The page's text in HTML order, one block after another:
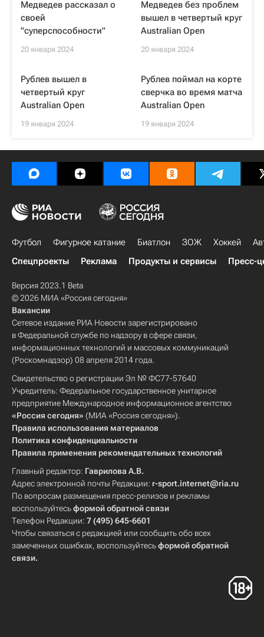
Медведев рассказал о
своей
"суперспособности"
20 января 2024
Медведев без проблем
вышел в четвертый круг
Australian Open
20 января 2024
Рублев вышел в
четвертый круг
Australian Open
19 января 2024
Рублев поймал на корте
сверчка во время матча
Australian Open
19 января 2024
Футбол Фигурное катание Биатлон ЗОЖ Хоккей
Спецпроекты
Реклама Продукты и сервисы Пресс-
Версия 2023.1 Beta
© 2026 МИА «Россия сегодня»
Вакансии
Сетевое издание РИА Новости зарегистрировано
в Федеральной службе по надзору в сфере связи,
информационных технологий и массовых коммуникаций
(Роскомнадзор) 08 апреля 2014 года.
Свидетельство о регистрации Эл № ФС77-57640
Учредитель: Федеральное государственное унитарное
предприятие Международное информационное агентство
«Россия сегодня» (МИА «Россия сегодня»).
Правила использования материалов
Политика конфиденциальности
Правила применения рекомендательных технологий
Главный редактор: Гаврилова А.В.
Адрес электронной почты Редакции: r-sport.internet@ria.ru
По вопросам размещения пресс-релизов и рекламы
воспользуйтесьформой обратной связи
Телефон Редакции: 7 (495) 645-6601
Чтобы связаться с редакцией или сообщить обо всех
замеченных ошибках, воспользуйтесьформой обратной
связи.